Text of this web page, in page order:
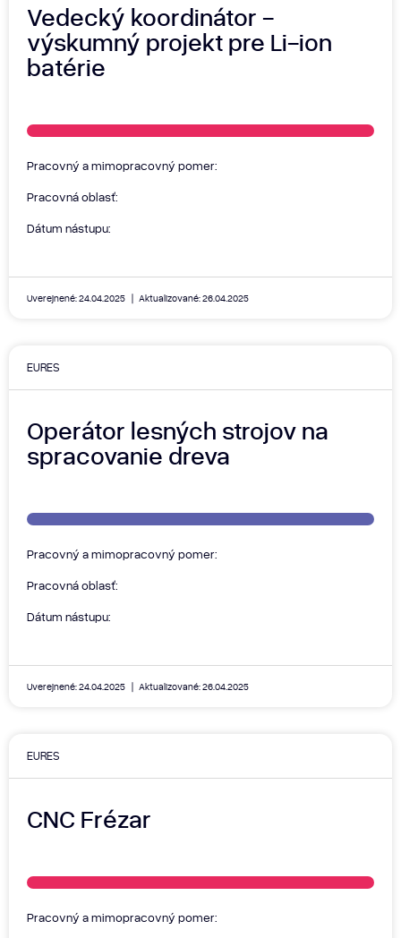
Vedecký koordinátor -
výskumný projekt pre Li-ion
batérie
Pracovný a mimopracovný pomer:
Pracovná oblasť:
Dátum nástupu:
Uverejnené: 24.04.2025 Aktualizované: 26.04.2025
EURES
Operátor lesných strojov na
spracovanie dreva
Pracovný a mimopracovný pomer:
Pracovná oblasť:
Dátum nástupu:
Uverejnené: 24.04.2025 Aktualizované: 26.04.2025
EURES
CNC Frézar
Pracovný a mimopracovný pomer: